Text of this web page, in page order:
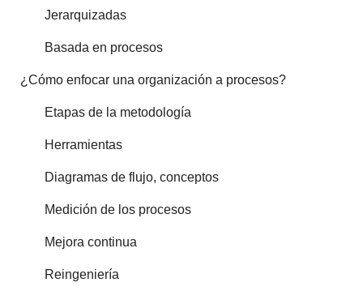
Jerarquizadas
Basada en procesos
¿Cómo enfocar una organización a procesos?
Etapas de la metodología
Herramientas
Diagramas de flujo, conceptos
Medición de los procesos
Mejora continua
Reingeniería